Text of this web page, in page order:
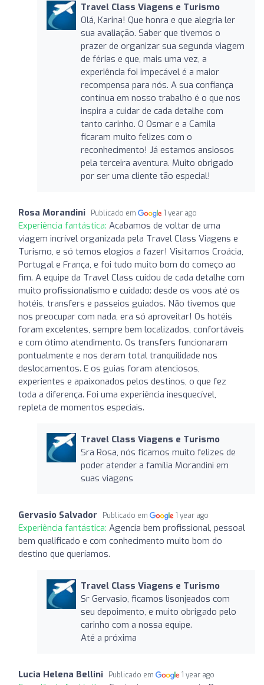
Travel Class Viagens e Turismo
Olá, Karina! Que honra e que alegria ler
sua avaliação. Saber que tivemos o
prazer de organizar sua segunda viagem
de férias e que, mais uma vez, a
experiência foi impecável é a maior
recompensa para nós. A sua confiança
contínua em nosso trabalho é o que nos
inspira a cuidar de cada detalhe com
tanto carinho. O Osmar e a Camila
ficaram muito felizes com o
reconhecimento! Já estamos ansiosos
pela terceira aventura. Muito obrigado
por ser uma cliente tão especial!
Rosa Morandini Publicado em 1 year ago
Experiência fantástica: Acabamos de voltar de uma
viagem incrível organizada pela Travel Class Viagens e
Turismo, e só temos elogios a fazer! Visitamos Croácia,
Portugal e França, e foi tudo muito bom do começo ao
fim. A equipe da Travel Class cuidou de cada detalhe com
muito profissionalismo e cuidado: desde os voos até os
hotéis, transfers e passeios guiados. Não tivemos que
nos preocupar com nada, era só aproveitar! Os hotéis
foram excelentes, sempre bem localizados, confortáveis
e com ótimo atendimento. Os transfers funcionaram
pontualmente e nos deram total tranquilidade nos
deslocamentos. E os guias foram atenciosos,
experientes e apaixonados pelos destinos, o que fez
toda a diferença. Foi uma experiência inesquecível,
repleta de momentos especiais.
Travel Class Viagens e Turismo
Sra Rosa, nós ficamos muito felizes de
poder atender a família Morandini em
suas viagens
Gervasio Salvador Publicado em 1 year ago
Experiência fantástica: Agencia bem profissional, pessoal
bem qualificado e com conhecimento muito bom do
destino que queríamos.
Travel Class Viagens e Turismo
Sr Gervasio, ficamos lisonjeados com
seu depoimento, e muito obrigado pelo
carinho com a nossa equipe.
Até a próxima
Lucia Helena Bellini Publicado em 1 year ago